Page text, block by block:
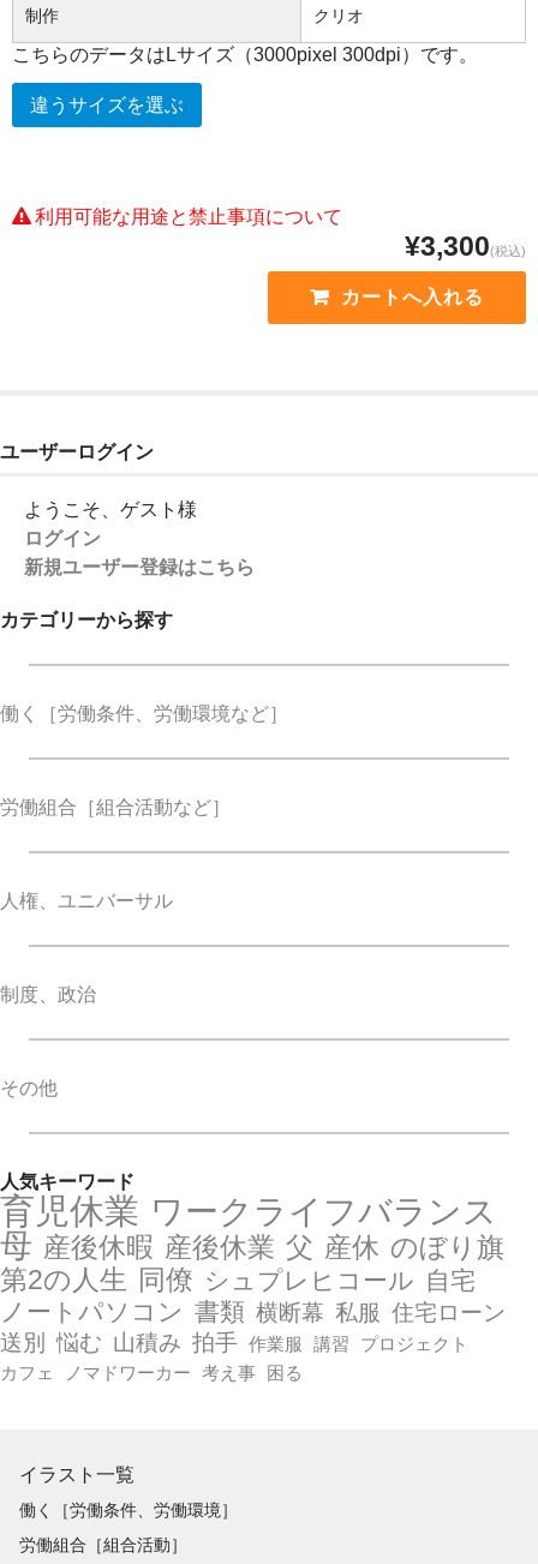
制作 クリオ
こちらのデータはLサイズ（3000pixel 300dpi）です。
違うサイズを選ぶ
利用可能な用途と禁止事項について
¥3,300(税込)
ユーザーログイン
ようこそ、ゲスト様
ログイン
新規ユーザー登録はこちら
カテゴリーから探す
働く ［労働条件、労働環境など］
労働組合 ［組合活動など］
人権、ユニバーサル
制度、政治
その他
人気キーワード
育児休業 ワークライフバランス
母 産後休暇 産後休業 父 産休 のぼり旗
第2の人生 同僚 シュプレヒコール 自宅
ノートパソコン 書類 横断幕 私服 住宅ローン
送別
悩む 山積み 拍手 作業服 講習
プロジェクト
カフェ
ノマドワーカー 考え事 困る
イラスト一覧
働く［労働条件、労働環境］
労働組合［組合活動］